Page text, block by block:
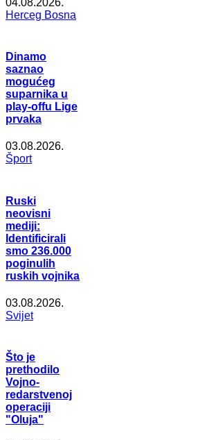
Herceg Bosna
Dinamo
saznao
mogućeg
suparnika u
play-offu Lige
prvaka
03.08.2026.
Šport
Ruski
neovisni
mediji:
Identificirali
smo 236.000
poginulih
ruskih vojnika
03.08.2026.
Svijet
Što je
prethodilo
Vojno-
redarstvenoj
operaciji
"Oluja"